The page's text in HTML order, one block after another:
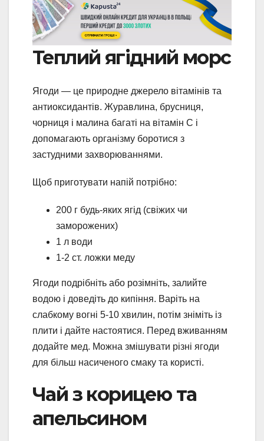
Теплий ягідний морс
Ягоди — це природне джерело вітамінів та
антиоксидантів. Журавлина, брусниця,
чорниця і малина багаті на вітамін C і
допомагають організму боротися з
застудними захворюваннями.
Щоб приготувати напій потрібно:
200 г будь-яких ягід (свіжих чи
заморожених)
1 л води
1-2 ст. ложки меду
Ягоди подрібніть або розімніть, залийте
водою і доведіть до кипіння. Варіть на
слабкому вогні 5-10 хвилин, потім зніміть із
плити і дайте настоятися. Перед вживанням
додайте мед. Можна змішувати різні ягоди
для більш насиченого смаку та користі.
Чай з корицею та
апельсином